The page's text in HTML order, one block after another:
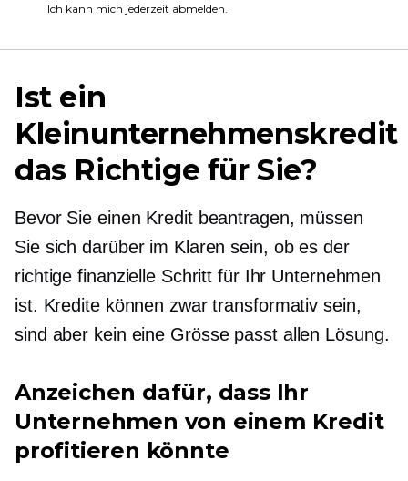
Ich kann mich jederzeit abmelden.
Ist ein
Kleinunternehmenskredit
das Richtige für Sie?
Bevor Sie einen Kredit beantragen, müssen
Sie sich darüber im Klaren sein, ob es der
richtige finanzielle Schritt für Ihr Unternehmen
ist. Kredite können zwar transformativ sein,
sind aber kein eine Grösse passt allen Lösung.
Anzeichen dafür, dass Ihr
Unternehmen von einem Kredit
profitieren könnte